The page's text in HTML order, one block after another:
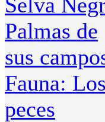
Palmas de
sus
Fauna: Los
peces